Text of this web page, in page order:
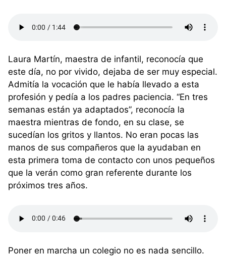
Laura Martín, maestra de infantil, reconocía que
este día, no por vivido, dejaba de ser muy especial.
Admitía la vocación que le había llevado a esta
profesión y pedía a los padres paciencia. “En tres
semanas están ya adaptados”, reconocía la
maestra mientras de fondo, en su clase, se
sucedían los gritos y llantos. No eran pocas las
manos de sus compañeros que la ayudaban en
esta primera toma de contacto con unos pequeños
que la verán como gran referente durante los
próximos tres años.
Poner en marcha un colegio no es nada sencillo.